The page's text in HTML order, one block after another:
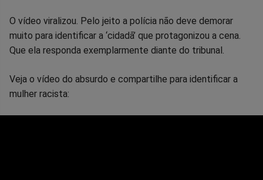
O vídeo viralizou. Pelo jeito a polícia não deve demorar
muito para identificar a ‘cidadã’ que protagonizou a cena.
Que ela responda exemplarmente diante do tribunal.
Veja o vídeo do absurdo e compartilhe para identificar a
mulher racista: